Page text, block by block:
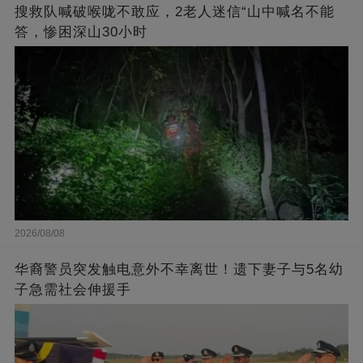
搜救队喊破喉咙不敢应，2老人迷信“山中喊名不能
答，惨困深山30小时
2026/08/08
华裔警员突发触电意外不幸离世！遗下妻子与5名幼
子急需社会伸援手